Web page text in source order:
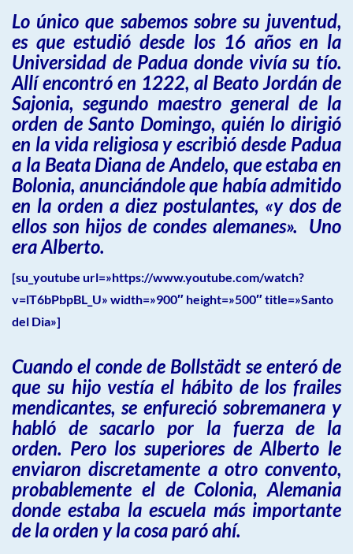
Lo único que sabemos sobre su juventud,
es que estudió desde los 16 años en la
Universidad de Padua donde vivía su tío.
Allí encontró en 1222, al Beato Jordán de
Sajonia, segundo maestro general de la
orden de Santo Domingo, quién lo dirigió
en la vida religiosa y escribió desde Padua
a la Beata Diana de Andelo, que estaba en
Bolonia, anunciándole que había admitido
en la orden a diez postulantes, «y dos de
ellos son hijos de condes alemanes». Uno
era Alberto.
[su_youtube url=»https://www.youtube.com/watch?
v=lT6bPbpBL_U» width=»900″ height=»500″ title=»Santo
del Dia»]
Cuando el conde de Bollstädt se enteró de
que su hijo vestía el hábito de los frailes
mendicantes, se enfureció sobremanera y
habló de sacarlo por la fuerza de la
orden. Pero los superiores de Alberto le
enviaron discretamente a otro convento,
probablemente el de Colonia, Alemania
donde estaba la escuela más importante
de la orden y la cosa paró ahí.